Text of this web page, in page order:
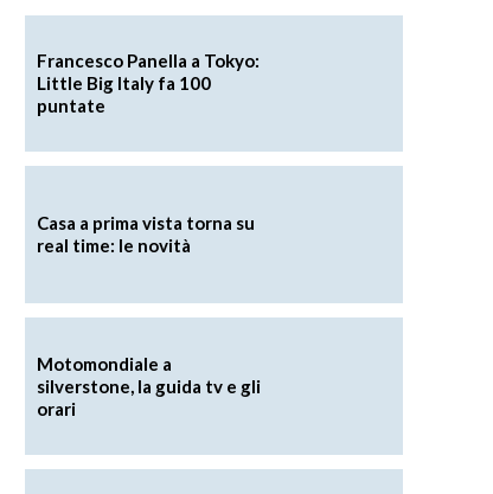
Francesco Panella a Tokyo:
Little Big Italy fa 100
puntate
Casa a prima vista torna su
real time: le novità
Motomondiale a
silverstone, la guida tv e gli
orari